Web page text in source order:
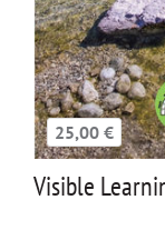
25,00 €
Visible